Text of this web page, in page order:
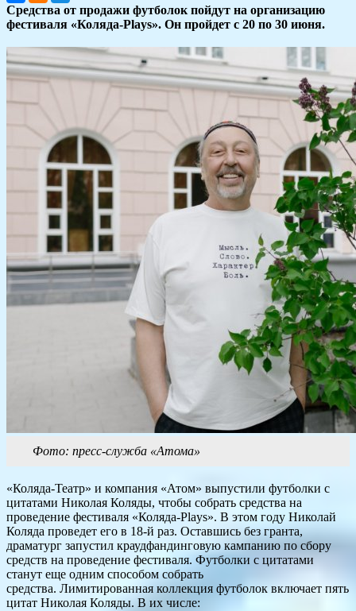
Средства от продажи футболок пойдут на организацию
фестиваля «Коляда-Plays». Он пройдет с 20 по 30 июня.
Фото: пресс-служба «Атома»
«Коляда-Театр» и компания «Атом» выпустили футболки с
цитатами Николая Коляды, чтобы собрать средства на
проведение фестиваля «Коляда-Plays». В этом году Николай
Коляда проведет его в 18-й раз. Оставшись без гранта,
драматург запустил краудфандинговую кампанию по сбору
средств на проведение фестиваля. Футболки с цитатами
станут еще одним способом собрать
средства. Лимитированная коллекция футболок включает пять
цитат Николая Коляды. В их числе: